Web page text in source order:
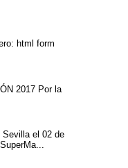
html form
2017 Por la
Sevilla el 02 de